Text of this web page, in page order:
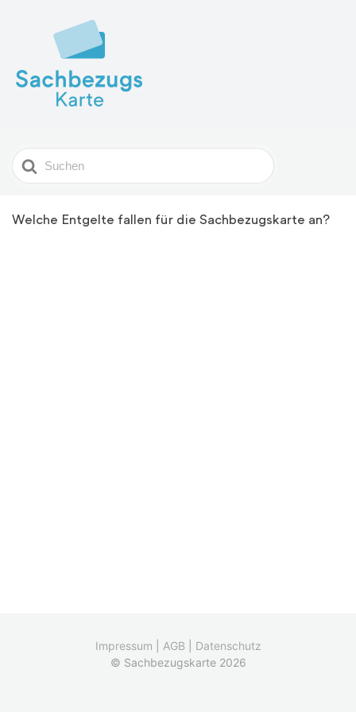
Search
For
Welche Entgelte fallen für die Sachbezugskarte an?
Impressum AGB
Datenschutz
© Sachbezugskarte 2026